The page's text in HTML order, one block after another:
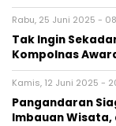
Rabu, 25 Juni 2025 -
Tak Ingin
Kompolnas
Kamis, 12 Juni 2025 -
Pangandaran
Imbauan Wisata,